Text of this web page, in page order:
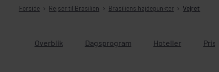
Forside Rejser til Brasilien Brasiliens højdepunkter Vejret
Overblik Dagsprogram Hoteller